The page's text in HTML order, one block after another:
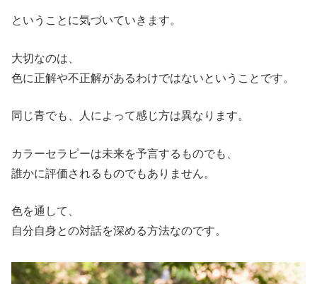
ということに気づいていきます。
大切なのは、
色に正解や不正解があるわけではないということです。
同じ青でも、人によって感じ方は異なります。
カラーセラピーは未来を予言するものでも、
誰かに評価されるものでもありません。
色を通して、
自分自身との対話を深める方法なのです。